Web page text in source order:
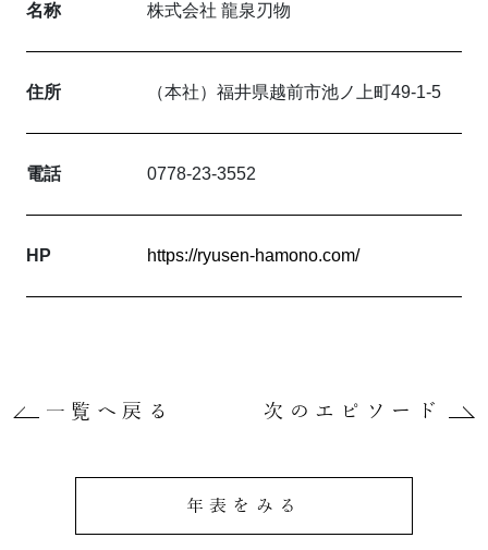
名称 株式会社 龍泉刃物
住所 （本社）福井県越前市池ノ上町49-1-5
電話 0778-23-3552
HP https://ryusen-hamono.com/
一覧へ戻る
年表をみる
次のエピソード